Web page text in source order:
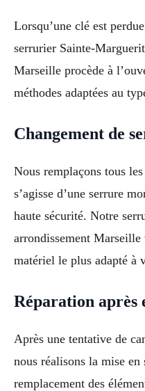
Lorsqu’une clé est
serrurier Sainte-
Marseille procède à
méthodes adaptées au
Changement de
Nous remplaçons tous
s’agisse d’une serrure
haute sécurité. Notre
arrondissement
matériel le plus adapté à
Réparation après
Après une tentative de
nous réalisons la mise en
remplacement des